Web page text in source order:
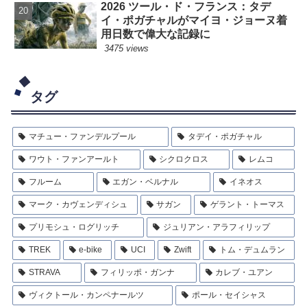
2026 ツール・ド・フランス：タデ
イ・ポガチャルがマイヨ・ジョーヌ着
用日数で偉大な記録に
3475 views
タグ
マチュー・ファンデルプール タデイ・ポガチャル
ワウト・ファンアールト シクロクロス レムコ
フルーム エガン・ベルナル イネオス
マーク・カヴェンディシュ サガン ゲラント・トーマス
プリモシュ・ログリッチ ジュリアン・アラフィリップ
TREK e-bike UCI Zwift トム・デュムラン
STRAVA フィリッポ・ガンナ カレブ・ユアン
ヴィクトール・カンペナールツ ポール・セイシャス